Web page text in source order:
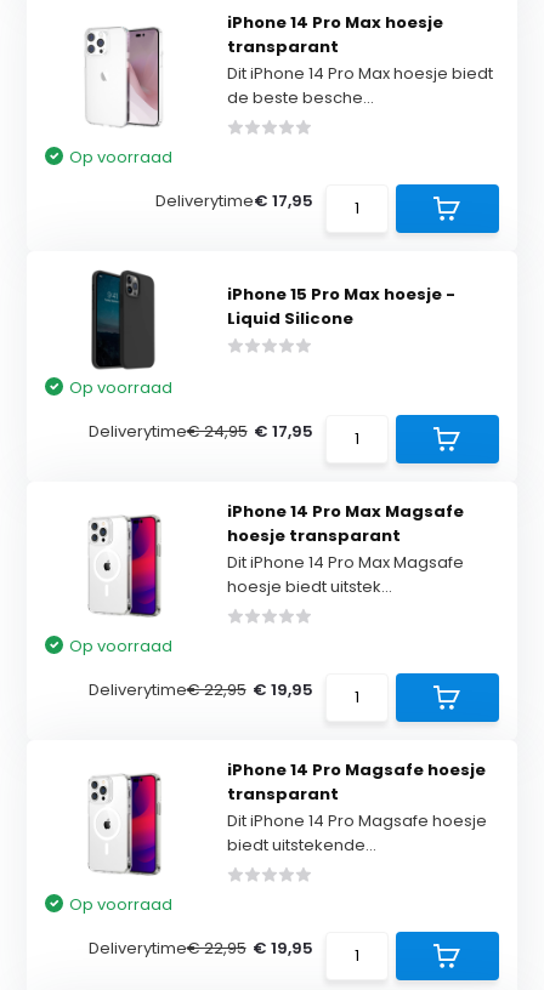
iPhone 14 Pro Max hoesje
transparant
Dit iPhone 14 Pro Max hoesje biedt
de beste besche...
Op voorraad
Deliverytime€ 17,95
iPhone 15 Pro Max hoesje -
Liquid Silicone
Op voorraad
Deliverytime€ 24,95 € 17,95
iPhone 14 Pro Max Magsafe
hoesje transparant
Dit iPhone 14 Pro Max Magsafe
hoesje biedt uitstek...
Op voorraad
Deliverytime€ 22,95 € 19,95
iPhone 14 Pro Magsafe hoesje
transparant
Dit iPhone 14 Pro Magsafe hoesje
biedt uitstekende...
Op voorraad
Deliverytime€ 22,95 € 19,95